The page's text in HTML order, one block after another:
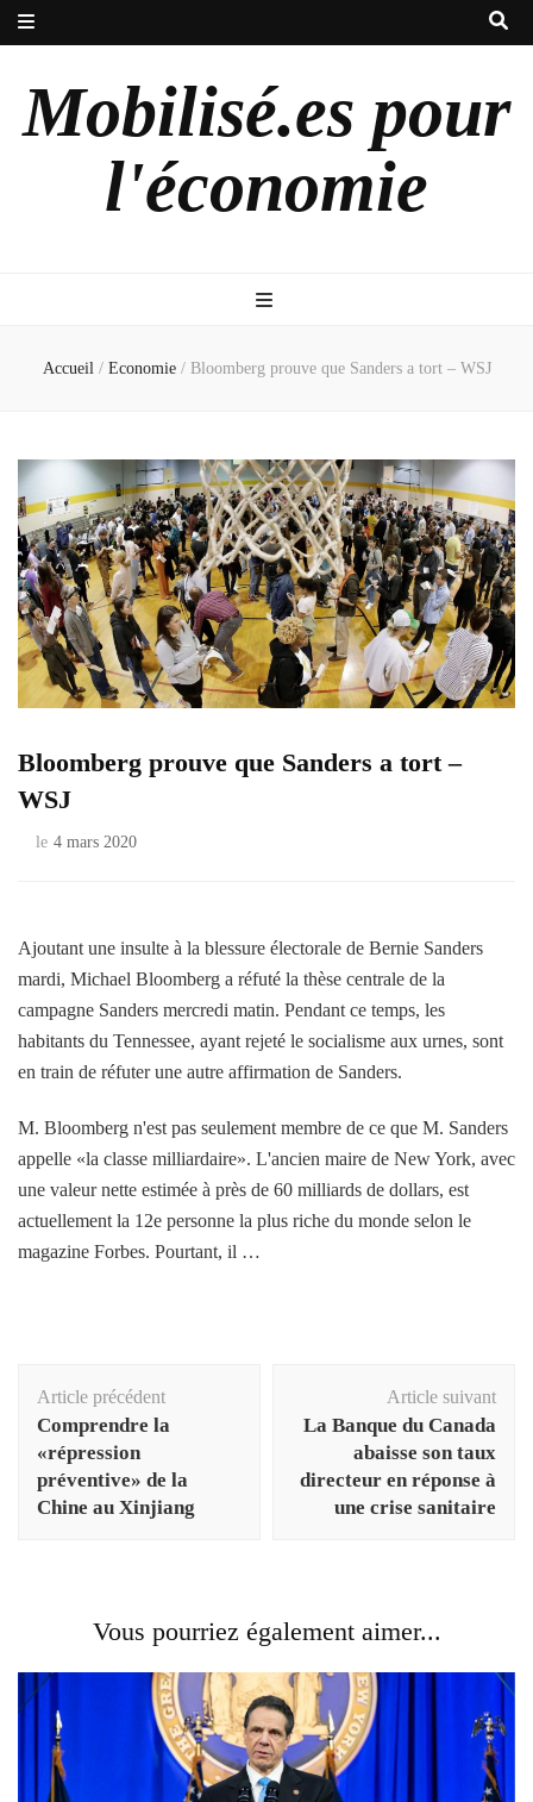
Mobilisé.es pour
l'économie
Accueil / Economie / Bloomberg prouve que Sanders a tort – WSJ
Bloomberg prouve que Sanders a tort –
WSJ
le 4 mars 2020
Ajoutant une insulte à la blessure électorale de Bernie Sanders
mardi, Michael Bloomberg a réfuté la thèse centrale de la
campagne Sanders mercredi matin. Pendant ce temps, les
habitants du Tennessee, ayant rejeté le socialisme aux urnes, sont
en train de réfuter une autre affirmation de Sanders.
M. Bloomberg n'est pas seulement membre de ce que M. Sanders
appelle «la classe milliardaire». L'ancien maire de New York, avec
une valeur nette estimée à près de 60 milliards de dollars, est
actuellement la 12e personne la plus riche du monde selon le
magazine Forbes. Pourtant, il …
d'article
Article précédent
Comprendre la
«répression
préventive» de la
Chine au Xinjiang
Article suivant
La Banque du Canada
abaisse son taux
directeur en réponse à
une crise sanitaire
Vous pourriez également aimer...